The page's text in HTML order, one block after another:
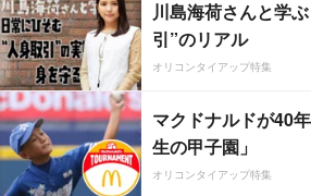
川島海荷さんと学
引”のリアル
オリコンタイアップ特集
マクドナルドが40
生の甲子園」
オリコンタイアップ特集